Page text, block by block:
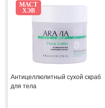
МАСТ
ХЭВ
Антицеллюлитный сухой скраб
для тела